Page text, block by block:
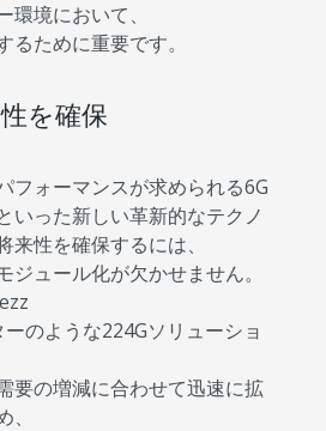
境において、
ために重要です。
を確保
フォーマンスが求められる6G
いった新しい革新的なテクノ
来性を確保するには、
ジュール化が欠かせません。
のような224Gソリューショ
要の増減に合わせて迅速に拡